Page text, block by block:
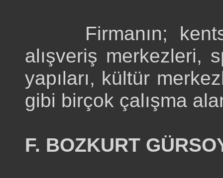
Firmanın; kentsel
alışveriş merkezleri,
yapıları, kültür
gibi birçok çalışma
F. BOZKURT